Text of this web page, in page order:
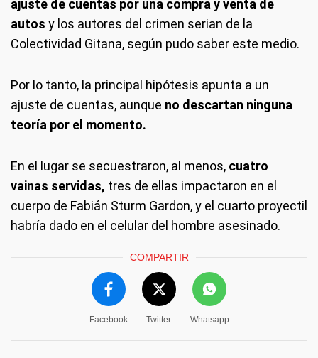
ajuste de cuentas por una compra y venta de
autos y los autores del crimen serian de la
Colectividad Gitana, según pudo saber este medio.
Por lo tanto, la principal hipótesis apunta a un
ajuste de cuentas, aunque no descartan ninguna
teoría por el momento.
En el lugar se secuestraron, al menos, cuatro
vainas servidas, tres de ellas impactaron en el
cuerpo de Fabián Sturm Gardon, y el cuarto proyectil
habría dado en el celular del hombre asesinado.
COMPARTIR
Facebook Twitter Whatsapp